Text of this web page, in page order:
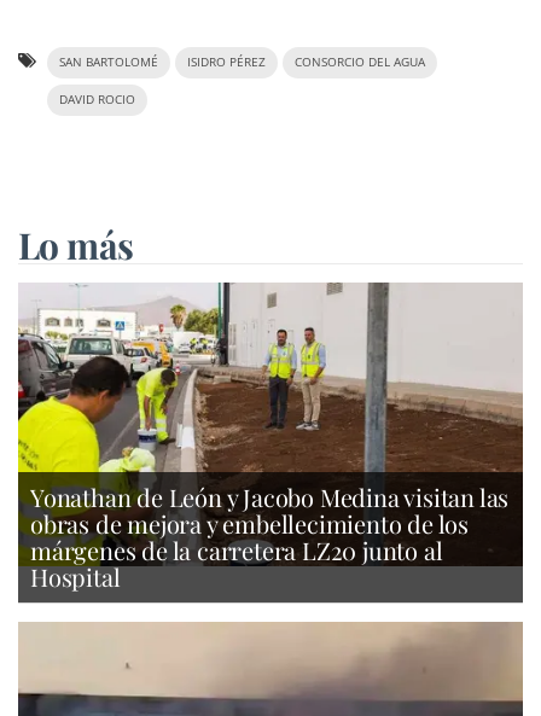
SAN BARTOLOMÉ ISIDRO PÉREZ CONSORCIO DEL AGUA
DAVID ROCIO
Lo más
Yonathan de León y Jacobo Medina visitan las
obras de mejora y embellecimiento de los
márgenes de la carretera LZ20 junto al
Hospital